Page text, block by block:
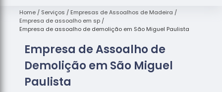
de Madeira
Decks de
Empresas
de
Assoalhos
de Madeira
Home Serviços
Empresas de Assoalhos de Madeira
Empresa de assoalho em sp
Empresa de assoalho de demolição em São Miguel Paulista
Empresa de Assoalho de
Demolição em São Miguel
Paulista